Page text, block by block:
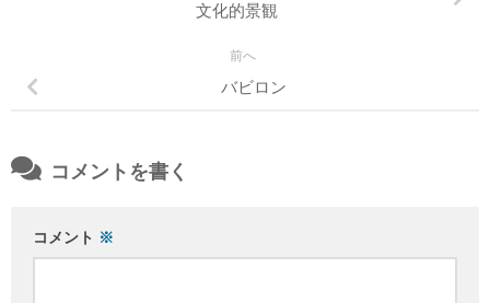
文化的景観
前へ
バビロン
コメントを書く
コメント ※